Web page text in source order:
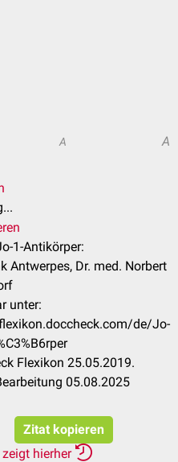
A A
1-Antikörper:
Antwerpes, Dr. med. Norbert
unter:
de/Jo-
Flexikon 25.05.2019.
05.08.2025
Zitat kopieren
zeigt hierher